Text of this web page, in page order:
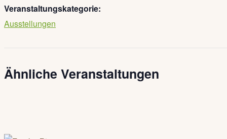
Veranstaltungskategorie:
Ausstellungen
Ähnliche Veranstaltungen